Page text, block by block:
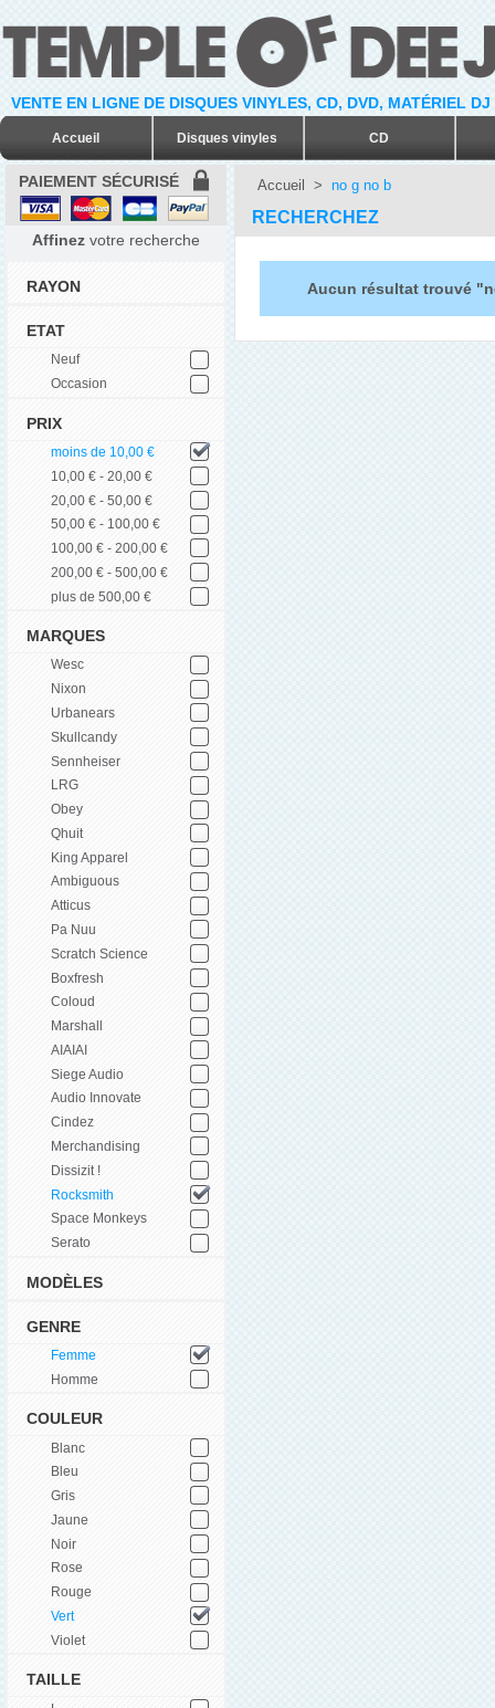
VENTE EN LIGNE DE DISQUES VINYLES, CD, DVD, MATÉRIEL
Accueil Disques vinyles CD
PAIEMENT SÉCURISÉ
Affinez votre recherche
RAYON
ETAT
Neuf
Occasion
PRIX
moins de 10,00 €
10,00 € - 20,00 €
20,00 € - 50,00 €
50,00 € - 100,00 €
100,00 € - 200,00 €
200,00 € - 500,00 €
plus de 500,00 €
MARQUES
Wesc
Nixon
Urbanears
Skullcandy
Sennheiser
LRG
Obey
Qhuit
King Apparel
Ambiguous
Atticus
Pa Nuu
Scratch Science
Boxfresh
Coloud
Marshall
AIAIAI
Siege Audio
Audio Innovate
Cindez
Merchandising
Dissizit !
Rocksmith
Space Monkeys
Serato
MODÈLES
GENRE
Femme
Homme
COULEUR
Blanc
Bleu
Gris
Jaune
Noir
Rose
Rouge
Vert
Violet
TAILLE
Accueil > no g no b
RECHERCHEZ
Aucun résultat trouvé